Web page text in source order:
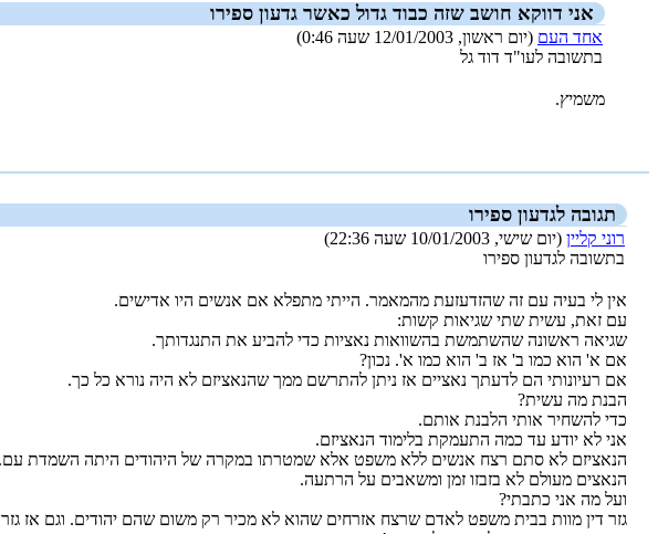
אני דווקא חושב שזה כבוד גדול כאשר גדעון ספירו
אחד העם (יום ראשון, 12/01/2003 שעה 0:46)
בתשובה לעו"ד דוד גל
משמיץ.
תגובה לגדעון ספירו
רוני קליין (יום שישי, 10/01/2003 שעה 22:36)
בתשובה לגדעון ספירו
אין לי בעיה עם זה שהזדעזעת מהמאמר. הייתי מתפלא אם אנשים היו אדישים.
עם זאת, עשית שתי שגיאות קשות:
שגיאה ראשונה שהשתמשת בהשוואות נאציות כדי להביע את התנגדותך.
אם א' הוא כמו ב' אז ב' הוא כמו א'. נכון?
אם רעיונותי הם לדעתך נאציים אז ניתן להתרשם ממך שהנאציזם לא היה נורא כל כך.
הבנת מה עשית?
כדי להשחיר אותי הלבנת אותם.
אני לא יודע עד כמה התעמקת בלימוד הנאציזם.
הנאציזם לא סתם רצח אנשים ללא משפט אלא שמטרתו במקרה של היהודים היתה השמדת עם.
הנאצים מעולם לא בזבזו זמן ומשאבים על הרתעה.
ועל מה אני כתבתי?
גזר דין מוות בבית משפט לאדם שרצח אזרחים שהוא לא מכיר רק משום שהם יהודים. וגם אז